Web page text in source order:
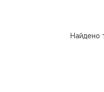
Найдено